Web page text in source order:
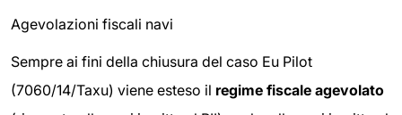
Agevolazioni fiscali navi
Sempre ai fini della chiusura del caso Eu Pilot
(7060/14/Taxu) viene esteso il regime fiscale agevolato